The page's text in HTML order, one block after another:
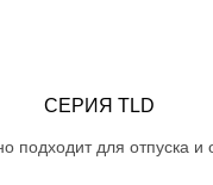
СЕРИЯ TLD
подходит для отпуска и